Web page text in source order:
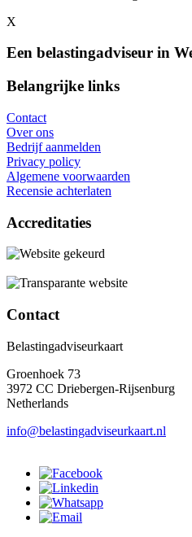
X
Een belastingadviseur in
Belangrijke links
Contact
Over ons
Bedrijf aanmelden
Privacy policy
Algemene voorwaarden
Recensie achterlaten
Accreditaties
Contact
Belastingadviseurkaart
Groenhoek 73
3972 CC Driebergen-Rijsenburg
Netherlands
info@belastingadviseurkaart.nl